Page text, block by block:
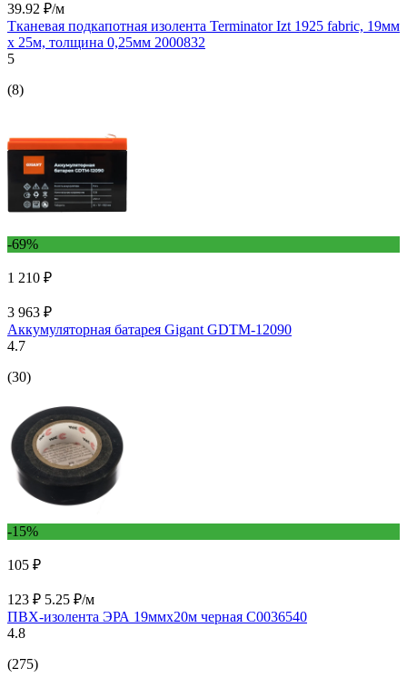
39.92 ₽/м
Тканевая подкапотная изолента Terminator Izt 1925 fabric, 19мм
х 25м, толщина 0,25мм 2000832
5
(8)
-69%
1 210 ₽
3 963 ₽
Аккумуляторная батарея Gigant GDTM-12090
4.7
(30)
-15%
105 ₽
123 ₽ 5.25 ₽/м
ПВХ-изолента ЭРА 19ммх20м черная C0036540
4.8
(275)